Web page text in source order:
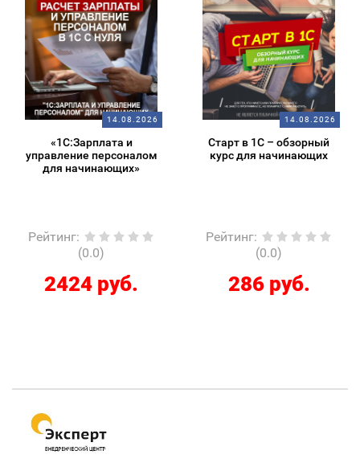
14.08.2026
«1С:Зарплата и
управление персоналом
для начинающих»
Рейтинг:
(0.0)
2424 руб.
14.08.2026
Старт в 1С – обзорный
курс для начинающих
Рейтинг:
(0.0)
286 руб.